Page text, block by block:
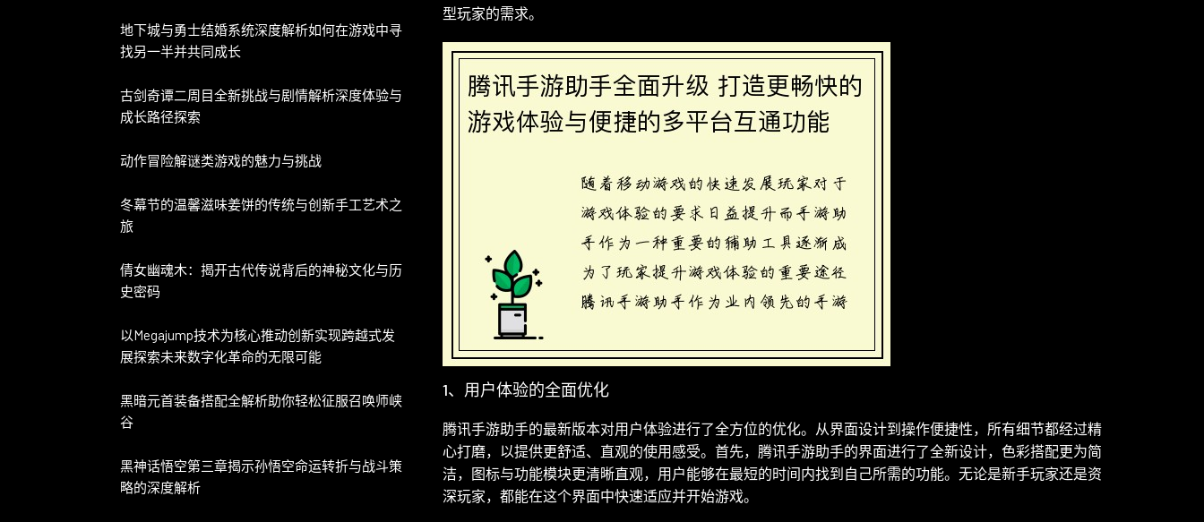
地下城与勇士结婚系统深度解析如何在游戏中寻
找另一半并共同成长
古剑奇谭二周目全新挑战与剧情解析深度体验与
成长路径探索
动作冒险解谜类游戏的魅力与挑战
冬幕节的温馨滋味姜饼的传统与创新手工艺术之
旅
倩女幽魂木：揭开古代传说背后的神秘文化与历
史密码
以Megajump技术为核心推动创新实现跨越式发
展探索未来数字化革命的无限可能
黑暗元首装备搭配全解析助你轻松征服召唤师峡
谷
黑神话悟空第三章揭示孙悟空命运转折与战斗策
略的深度解析
型玩家的需求。
1、用户体验的全面优化
腾讯手游助手的最新版本对用户体验进行了全方位的优化。从界面设计到操作便捷性，所有细节都经过精
心打磨，以提供更舒适、直观的使用感受。首先，腾讯手游助手的界面进行了全新设计，色彩搭配更为简
洁，图标与功能模块更清晰直观，用户能够在最短的时间内找到自己所需的功能。无论是新手玩家还是资
深玩家，都能在这个界面中快速适应并开始游戏。